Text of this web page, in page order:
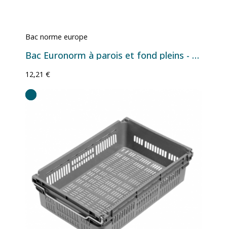
Bac norme europe
Bac Euronorm à parois et fond pleins - 27 L - 600×400×150 mm
12,21 €